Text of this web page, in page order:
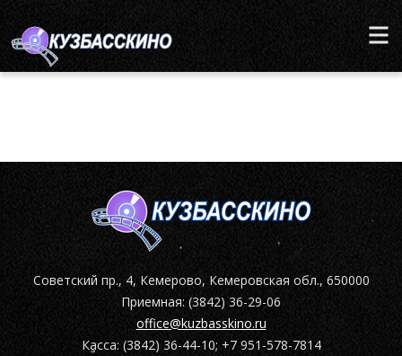
Советский пр., 4, Кемерово, Кемеровская обл., 650000
Приемная: (3842) 36-29-06
office@kuzbasskino.ru
Касса: (3842) 36-44-10; +7 951-578-7814